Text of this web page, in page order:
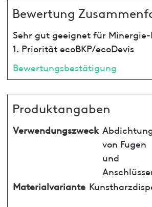
Bewertung
Sehr gut geeignet für Minergie-
1. Priorität ecoBKP/ecoDevis
Bewertungsbestätigung
Produktangaben
Verwendungszweck
von Fugen
und
Materialvariante